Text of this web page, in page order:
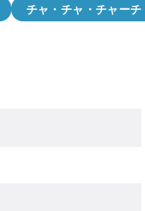
チャ・チャ・チャーチ